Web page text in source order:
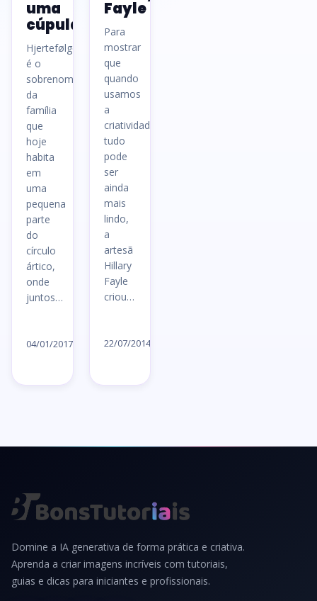
uma
cúpula
Hjertefølger
é o
sobrenome
da
família
que
hoje
habita
em
uma
pequena
parte
do
círculo
ártico,
onde
juntos…
04/01/2017
Fayle
Para
mostrar
que
quando
usamos
a
criatividade
tudo
pode
ser
ainda
mais
lindo,
a
artesã
Hillary
Fayle
criou…
22/07/2014
Domine a IA generativa de forma prática e criativa.
Aprenda a criar imagens incríveis com tutoriais,
guias e dicas para iniciantes e profissionais.